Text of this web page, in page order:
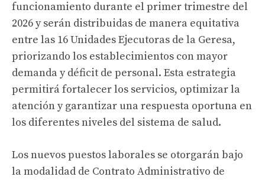
funcionamiento durante el primer trimestre del
2026 y serán distribuidas de manera equitativa
entre las 16 Unidades Ejecutoras de la Geresa,
priorizando los establecimientos con mayor
demanda y déficit de personal. Esta estrategia
permitirá fortalecer los servicios, optimizar la
atención y garantizar una respuesta oportuna en
los diferentes niveles del sistema de salud.
Los nuevos puestos laborales se otorgarán bajo
la modalidad de Contrato Administrativo de